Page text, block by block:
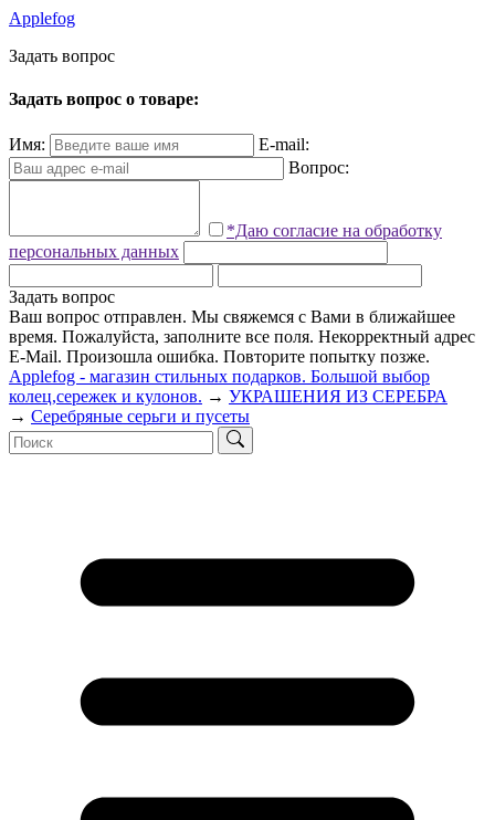
Applefog
Задать вопрос
Задать вопрос о товаре:
Имя:
E-mail:
Вопрос:
*Даю согласие на обработку
персональных данных
Задать вопрос
Ваш вопрос отправлен. Мы свяжемся с Вами в ближайшее
время. Пожалуйста, заполните все поля. Некорректный адрес
E-Mail. Произошла ошибка. Повторите попытку позже.
Applefog - магазин стильных подарков. Большой выбор
колец,сережек и кулонов. → УКРАШЕНИЯ ИЗ СЕРЕБРА
→ Серебряные серьги и пусеты